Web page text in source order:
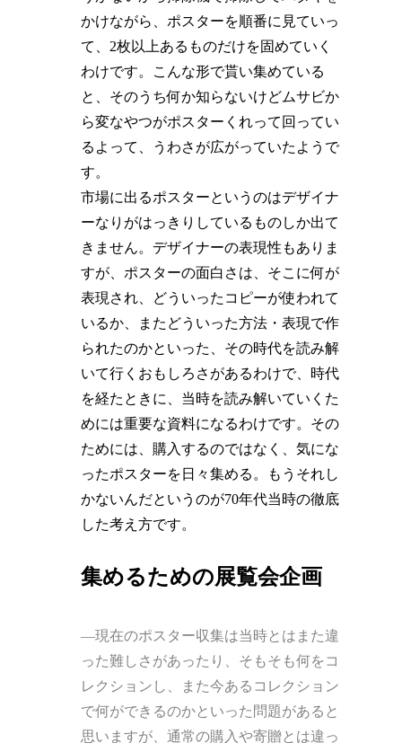
かけながら、ポスターを順番に見ていっ
て、2枚以上あるものだけを固めていく
わけです。こんな形で貰い集めている
と、そのうち何か知らないけどムサビか
ら変なやつがポスターくれって回ってい
るよって、うわさが広がっていたようで
す。
市場に出るポスターというのはデザイナ
ーなりがはっきりしているものしか出て
きません。デザイナーの表現性もありま
すが、ポスターの面白さは、そこに何が
表現され、どういったコピーが使われて
いるか、またどういった方法・表現で作
られたのかといった、その時代を読み解
いて行くおもしろさがあるわけで、時代
を経たときに、当時を読み解いていくた
めには重要な資料になるわけです。その
ためには、購入するのではなく、気にな
ったポスターを日々集める。もうそれし
かないんだというのが70年代当時の徹底
した考え方です。
集めるための展覧会企画
―現在のポスター収集は当時とはまた違
った難しさがあったり、そもそも何をコ
レクションし、また今あるコレクション
で何ができるのかといった問題があると
思いますが、通常の購入や寄贈とは違っ